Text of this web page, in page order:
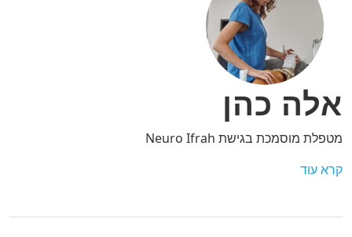
אלה כהן
מטפלת מוסמכת בגישת Neuro Ifrah
קרא עוד